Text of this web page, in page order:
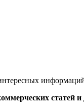
статей